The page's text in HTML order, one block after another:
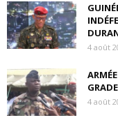
4 août
4 août